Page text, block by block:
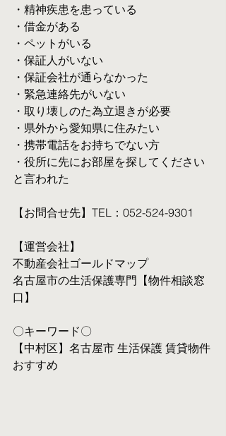
・精神疾患を患っている
・借金がある
・ペットがいる
・保証人がいない
・保証会社が通らなかった
・緊急連絡先がいない
・取り壊しのた為立退きが必要
・県外から愛知県に住みたい
・携帯電話をお持ちでない方
・役所に先にお部屋を探してください
と言われた
【お問合せ先】TEL：052-524-9301
【運営会社】
不動産会社ゴールドマップ
名古屋市の生活保護専門【物件相談窓
口】
〇キーワード〇
【中村区】名古屋市 生活保護 賃貸物件
おすすめ